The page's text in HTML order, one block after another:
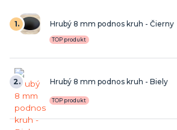
1. Hrubý 8 mm podnos kruh - Čierny
TOP produkt
2. Hrubý 8 mm podnos kruh - Biely
TOP produkt